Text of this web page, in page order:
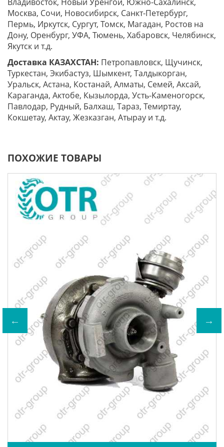
Владивосток, Новый Уренгой, Южно-Сахалинск,
Москва, Сочи, Новосибирск, Санкт-Петербург,
Пермь, Иркутск, Сургут, Томск, Магадан, Ростов на
Дону, Оренбург, УФА, Тюмень, Хабаровск, Челябинск,
Якутск и т.д.
Доставка КАЗАХСТАН: Петропавловск, Щучинск,
Туркестан, Экибастуз, Шымкент, Талдыкорган,
Уральск, Астана, Костанай, Алматы, Семей, Аксай,
Караганда, Актобе, Кызылорда, Усть-Каменогорск,
Павлодар, Рудный, Балхаш, Тараз, Темиртау,
Кокшетау, Актау, Жезказган, Атырау и т.д.
ПОХОЖИЕ ТОВАРЫ